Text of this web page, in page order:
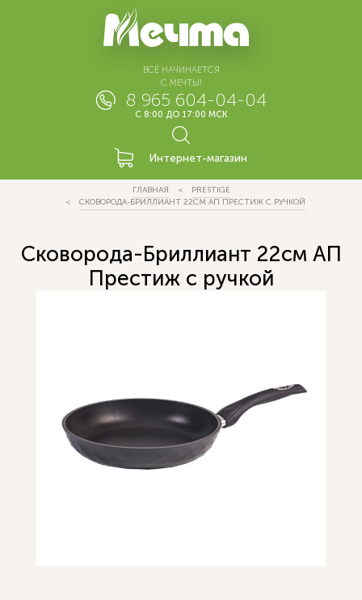
ВСЁ НАЧИНАЕТСЯ
С МЕЧТЫ!
8 965 604-04-04
С 8:00 ДО 17:00 МСК
Интернет-магазин
ГЛАВНАЯ
PRESTIGE
СКОВОРОДА-БРИЛЛИАНТ 22СМ АП ПРЕСТИЖ С РУЧКОЙ
Сковорода-Бриллиант 22см АП
Престиж с ручкой